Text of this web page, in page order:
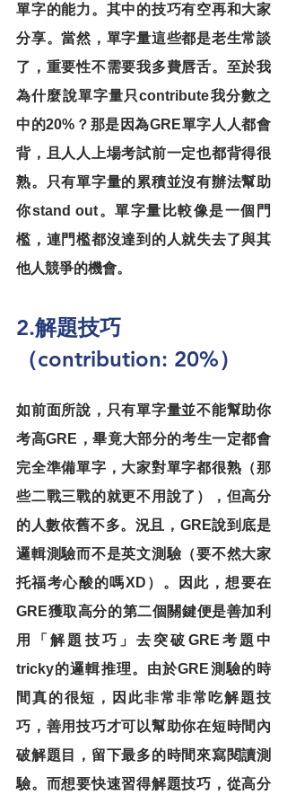
單字的能力。其中的技巧有空再和大家
分享。當然，單字量這些都是老生常談
了，重要性不需要我多費唇舌。至於我
為什麼說單字量只contribute我分數之
中的20%？那是因為GRE單字人人都會
背，且人人上場考試前一定也都背得很
熟。只有單字量的累積並沒有辦法幫助
你stand out。單字量比較像是一個門
檻，連門檻都沒達到的人就失去了與其
他人競爭的機會。
2.解題技巧
（contribution: 20%）
如前面所說，只有單字量並不能幫助你
考高GRE，畢竟大部分的考生一定都會
完全準備單字，大家對單字都很熟（那
些二戰三戰的就更不用說了），但高分
的人數依舊不多。況且，GRE說到底是
邏輯測驗而不是英文測驗（要不然大家
托福考心酸的嗎XD）。因此，想要在
GRE獲取高分的第二個關鍵便是善加利
用「解題技巧」去突破GRE考題中
tricky的邏輯推理。由於GRE測驗的時
間真的很短，因此非常非常吃解題技
巧，善用技巧才可以幫助你在短時間內
破解題目，留下最多的時間來寫閱讀測
驗。而想要快速習得解題技巧，從高分